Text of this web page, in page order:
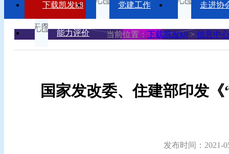
下载凯发k8 党建工作 走进协
能力评价 当前位置： 下载凯发k8 > 信息中心
国家发改委、住建部印发
发布时间：2021-